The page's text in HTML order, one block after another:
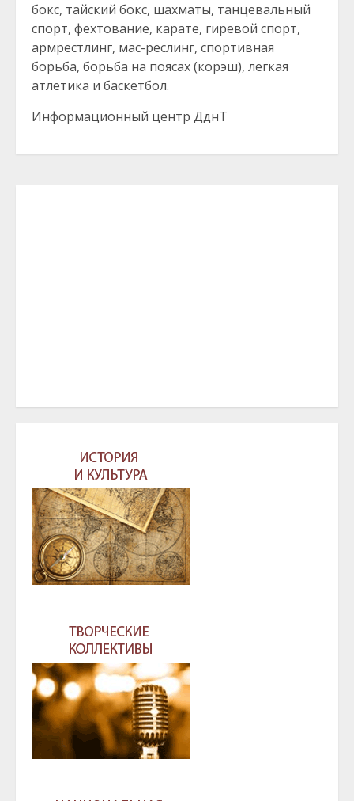
бокс, тайский бокс, шахматы, танцевальный
спорт, фехтование, карате, гиревой спорт,
армрестлинг, мас-реслинг, спортивная
борьба, борьба на поясах (корэш), легкая
атлетика и баскетбол.
Информационный центр ДднТ